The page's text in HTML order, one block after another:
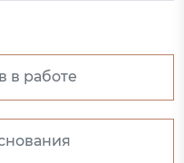
в работе